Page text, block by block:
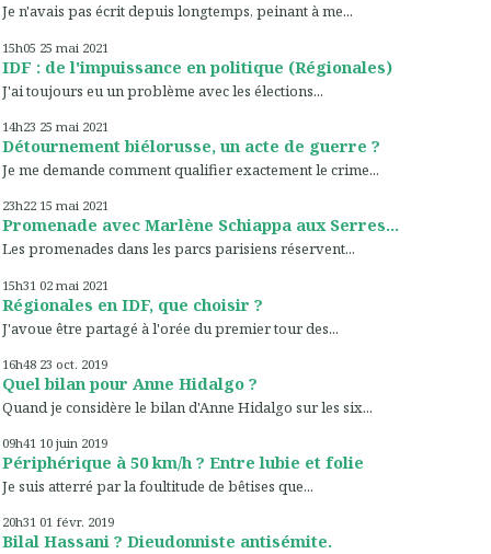
Je n'avais pas écrit depuis longtemps, peinant à me...
15h05 25 mai 2021
IDF : de l'impuissance en politique (Régionales)
J'ai toujours eu un problème avec les élections...
14h23 25 mai 2021
Détournement biélorusse, un acte de guerre ?
Je me demande comment qualifier exactement le crime...
23h22 15 mai 2021
Promenade avec Marlène Schiappa aux Serres...
Les promenades dans les parcs parisiens réservent...
15h31 02 mai 2021
Régionales en IDF, que choisir ?
J'avoue être partagé à l'orée du premier tour des...
16h48 23 oct. 2019
Quel bilan pour Anne Hidalgo ?
Quand je considère le bilan d'Anne Hidalgo sur les six...
09h41 10 juin 2019
Périphérique à 50 km/h ? Entre lubie et folie
Je suis atterré par la foultitude de bêtises que...
20h31 01 févr. 2019
Bilal Hassani ? Dieudonniste antisémite.